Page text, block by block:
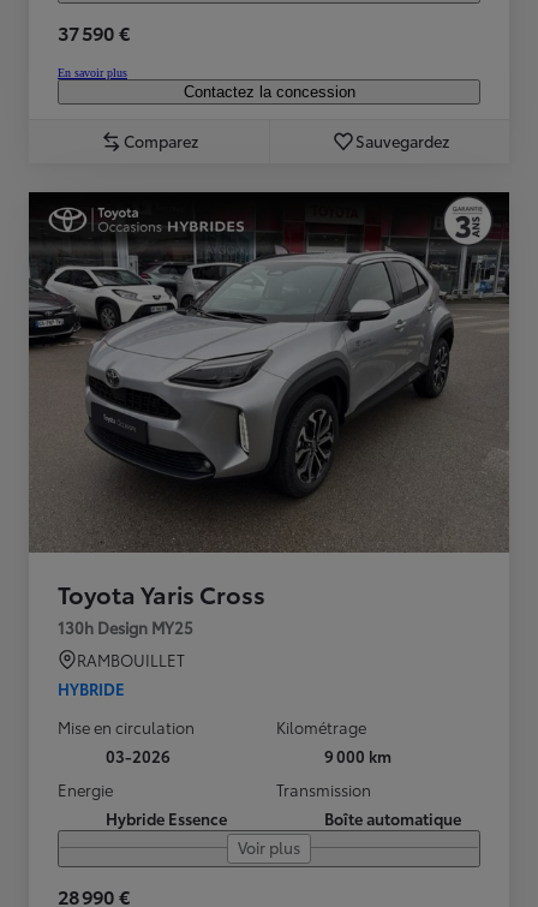
37 590 €
En savoir plus
Contactez la concession
Comparez Sauvegardez
Toyota Yaris Cross
130h Design MY25
RAMBOUILLET
HYBRIDE
Mise en circulation
03-2026
Kilométrage
9 000 km
Energie
Hybride Essence
Transmission
Boîte automatique
Voir plus
28 990 €